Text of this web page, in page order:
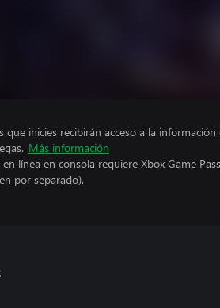
que inicies recibirán acceso a la
Más información
línea en consola requiere Xbox Game
por separado).